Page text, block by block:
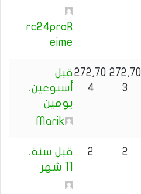
rc24proR
eime
272,70
3
272,70
4
قبل
أسبوعين،
يومين
Marik
2
2
قبل سنة،